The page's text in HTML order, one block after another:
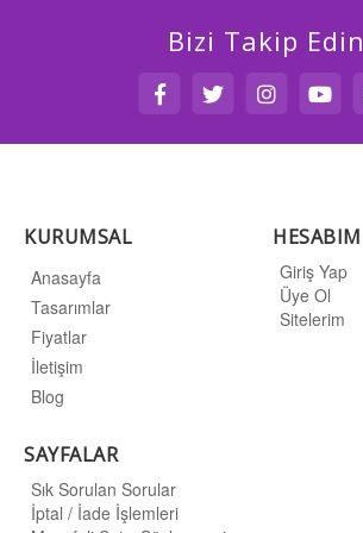
Bizi Takip Edin
KURUMSAL
Anasayfa
Tasarımlar
Fiyatlar
İletişim
Blog
HESABIM
Giriş Yap
Üye Ol
Sitelerim
SAYFALAR
Sık Sorulan Sorular
İptal / İade İşlemleri